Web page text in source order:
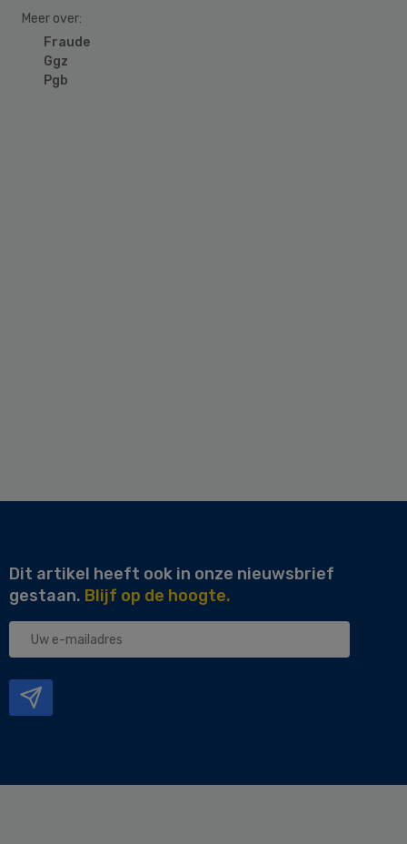
Meer over:
Fraude
Ggz
Pgb
Dit artikel heeft ook in onze nieuwsbrief
gestaan. Blijf op de hoogte.
Uw